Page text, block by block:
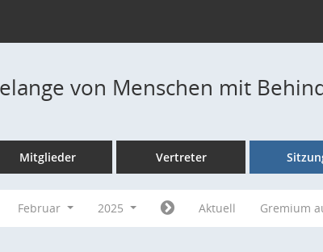
von Menschen mit
Mitglieder Vertreter
Februar 2025 Aktuell Gremium